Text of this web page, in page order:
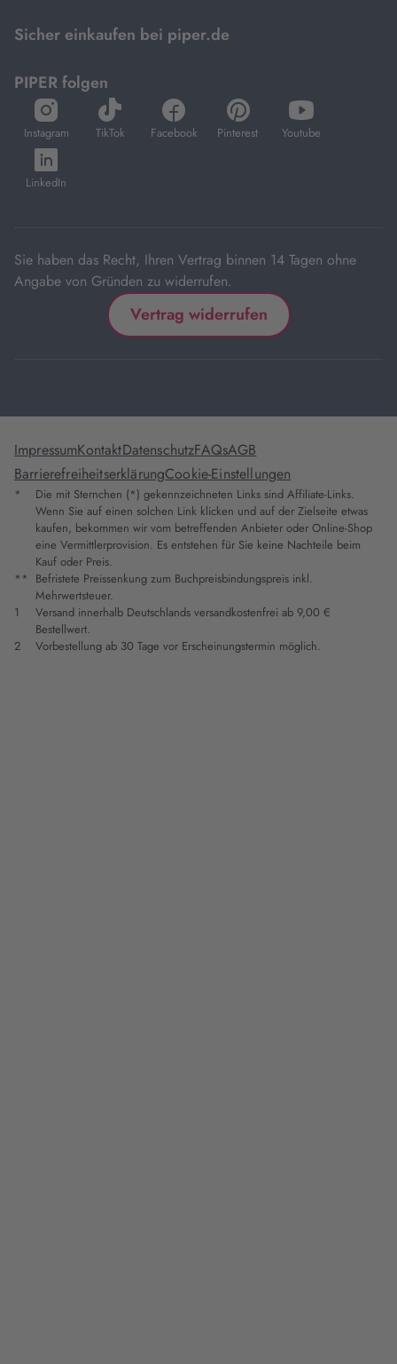
Sicher einkaufen bei piper.de
PIPER folgen
Instagram
öffnet
in
neuem
Tab
TikTok
öffnet
in
Facebook
öffnet
in
Pinterest
öffnet
in
Youtube
öffnet
in
LinkedIn
öffnet
in
Sie haben das Recht, Ihren Vertrag binnen 14 Tagen ohne
Angabe von Gründen zu widerrufen.
Vertrag widerrufen
ImpressumKontaktDatenschutzFAQsAGB
BarrierefreiheitserklärungCookie-Einstellungen
*
Die mit Sternchen (*) gekennzeichneten Links sind Affiliate-Links.
Wenn Sie auf einen solchen Link klicken und auf der Zielseite etwas
kaufen, bekommen wir vom betreffenden Anbieter oder Online-Shop
eine Vermittlerprovision. Es entstehen für Sie keine Nachteile beim
Kauf oder Preis.
** Befristete Preissenkung zum Buchpreisbindungspreis inkl.
Mehrwertsteuer.
1
Versand innerhalb Deutschlands versandkostenfrei ab 9,00 €
Bestellwert.
2
Vorbestellung ab 30 Tage vor Erscheinungstermin möglich.